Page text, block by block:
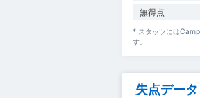
無得点
* スタッツには
す。
失点データ